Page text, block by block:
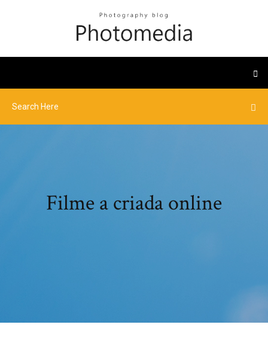
Filme a criada online